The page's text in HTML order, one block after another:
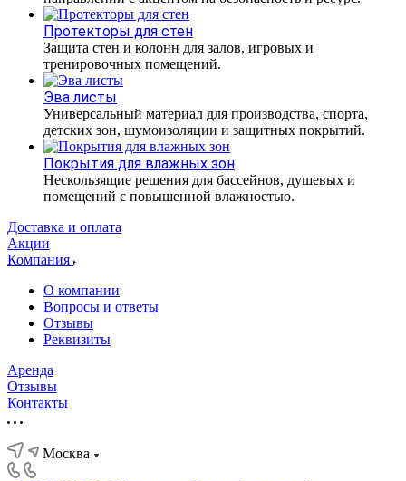
Протекторы для стен
Защита стен и колонн для залов, игровых и
тренировочных помещений.
Эва листы
Универсальный материал для производства, спорта,
детских зон, шумоизоляции и защитных покрытий.
Покрытия для влажных зон
Нескользящие решения для бассейнов, душевых и
помещений с повышенной влажностью.
Доставка и оплата
Акции
Компания
О компании
Вопросы и ответы
Отзывы
Реквизиты
Аренда
Отзывы
Контакты
Москва